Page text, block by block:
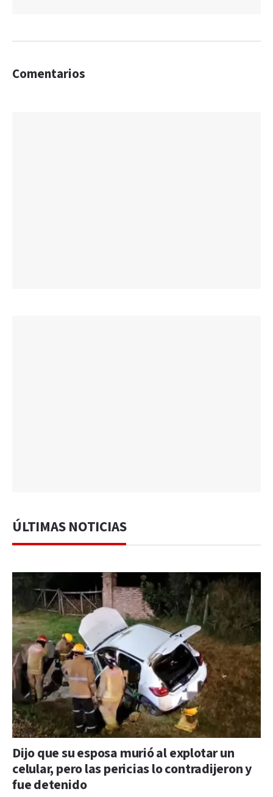
Comentarios
ÚLTIMAS NOTICIAS
Dijo que su esposa murió al explotar un
celular, pero las pericias lo contradijeron y
fue detenido